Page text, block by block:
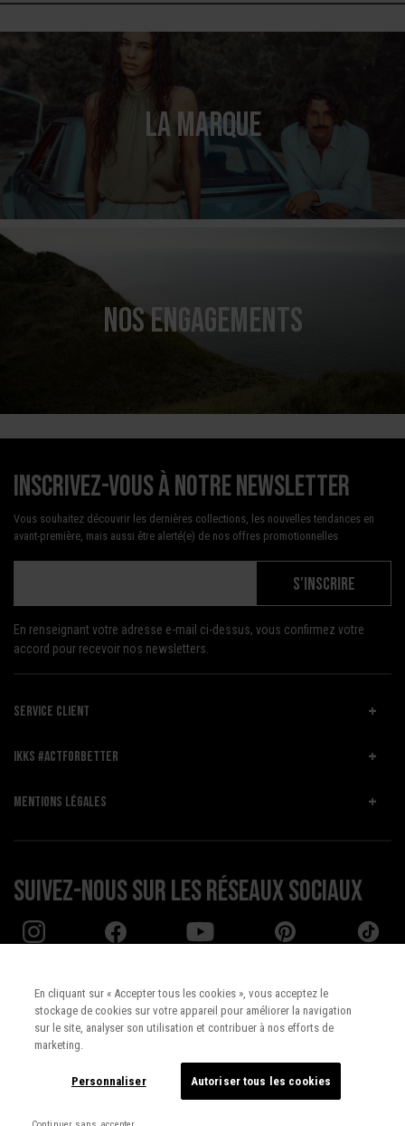
LA MARQUE
NOS ENGAGEMENTS
Inscrivez-vous à notre newsletter
Vous souhaitez découvrir les dernières collections, les nouvelles tendances en
avant-première, mais aussi être alerté(e) de nos offres promotionnelles
S'INSCRIRE
En renseignant votre adresse e-mail ci-dessus, vous confirmez votre
accord pour recevoir nos newsletters.
SERVICE CLIENT
IKKS #ACTFORBETTER
MENTIONS LÉGALES
Suivez-nous sur les réseaux sociaux
Pays : UNITED STATES
Français
En cliquant sur « Accepter tous les cookies », vous acceptez le
stockage de cookies sur votre appareil pour améliorer la navigation
sur le site, analyser son utilisation et contribuer à nos efforts de
marketing.
Personnaliser Autoriser tous les cookies